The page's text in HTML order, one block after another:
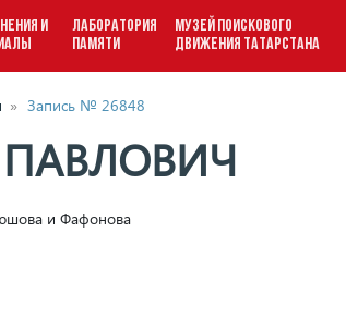
И
ЛАБОРАТОРИЯ
ПАМЯТИ
МУЗЕЙ ПОИСКОВОГО
ДВИЖЕНИЯ ТАТАРСТАНА
» Запись № 26848
и Фафонова